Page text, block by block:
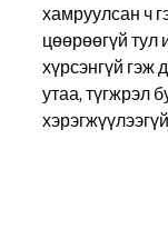
хамруулсан ч
цөөрөөгүй тул
хүрсэнгүй гэж
утаа, түгжрэл